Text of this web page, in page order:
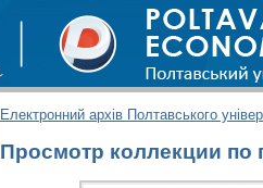
Електронний архів Полтавського
Просмотр коллекции по